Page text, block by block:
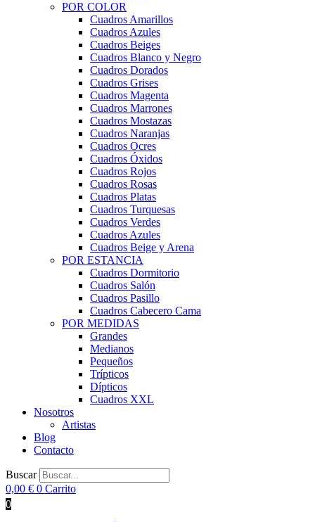
POR COLOR
Cuadros Amarillos
Cuadros Azules
Cuadros Beiges
Cuadros Blanco y Negro
Cuadros Dorados
Cuadros Grises
Cuadros Magenta
Cuadros Marrones
Cuadros Mostazas
Cuadros Naranjas
Cuadros Ocres
Cuadros Óxidos
Cuadros Rojos
Cuadros Rosas
Cuadros Platas
Cuadros Turquesas
Cuadros Verdes
Cuadros Azules
Cuadros Beige y Arena
POR ESTANCIA
Cuadros Dormitorio
Cuadros Salón
Cuadros Pasillo
Cuadros Cabecero Cama
POR MEDIDAS
Grandes
Medianos
Pequeños
Trípticos
Dípticos
Cuadros XXL
Nosotros
Artistas
Blog
Contacto
Buscar
0,00 € 0 Carrito
0